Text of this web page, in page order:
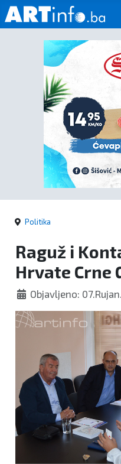
Početna
Vijesti
Sport
Kultura
Crna
kronika
Politika
Zanimljivosti
Politika
Raguž i
Hrvate Crne
Objavljeno: